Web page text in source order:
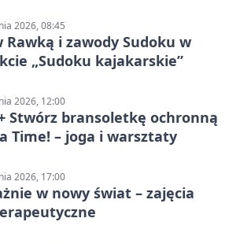
2026, 08:45
Rawką i zawody Sudoku w
„Sudoku kajakarskie”
2026, 12:00
Stwórz bransoletkę ochronną
Time! – joga i warsztaty
2026, 17:00
w nowy świat – zajęcia